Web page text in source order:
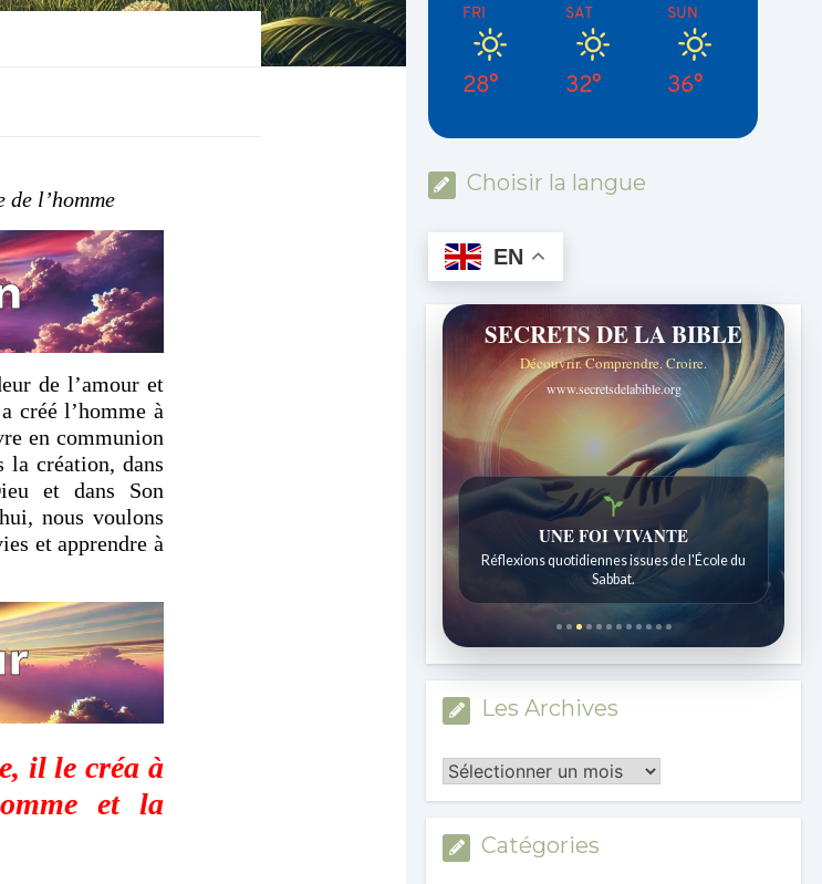
l’homme
de l’amour et
créé l’homme à
en communion
la création, dans
et dans Son
nous voulons
et apprendre à
il le créa à
et la
FRI
28°
SAT
32°
SUN
36°
Choisir la langue
EN
SECRETS DE LA BIBLE
Découvrir. Comprendre. Croire.
www.secretsdelabible.org
UNE FOI VIVANTE
Réflexions quotidiennes issues de l'École du
Sabbat.
Histoires bibliques étonnantes
Histoires pour les enfants de 7 à 12 ans.
Les Archives
Les
Archives
Catégories